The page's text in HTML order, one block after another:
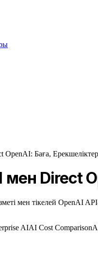
OpenAI: Баға,
мен Direct
мен тікелей OpenAI API-
AIAI Cost Comparison